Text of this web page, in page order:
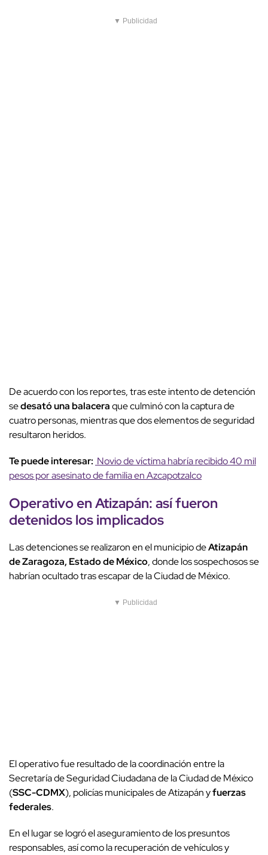
▼ Publicidad
De acuerdo con los reportes, tras este intento de detención
sedesató una balaceraque culminó con la captura de
cuatro personas, mientras que dos elementos de seguridad
resultaron heridos.
Te puede interesar: Novio de víctima habría recibido 40 mil
pesos por asesinato de familia en Azcapotzalco
Operativo en Atizapán: así fueron
detenidos los implicados
Las detenciones se realizaron en el municipio deAtizapán
de Zaragoza, Estado de México, donde los sospechosos se
habrían ocultado tras escapar de la Ciudad de México.
▼ Publicidad
El operativo fue resultado de la coordinación entre la
Secretaría de Seguridad Ciudadana de la Ciudad de México
(SSC-CDMX), policías municipales de Atizapán yfuerzas
federales.
En el lugar se logró el aseguramiento de los presuntos
responsables, así como la recuperación de vehículos y